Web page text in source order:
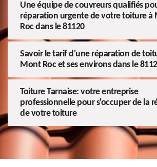
Une équipe de couvreurs qualifiés
réparation urgente de votre toiture à
Roc dans le 81120
Savoir le tarif d'une réparation de
Mont Roc et ses environs dans le
Toiture Tarnaise: votre entreprise
professionnelle pour s'occuper de la
de votre toiture